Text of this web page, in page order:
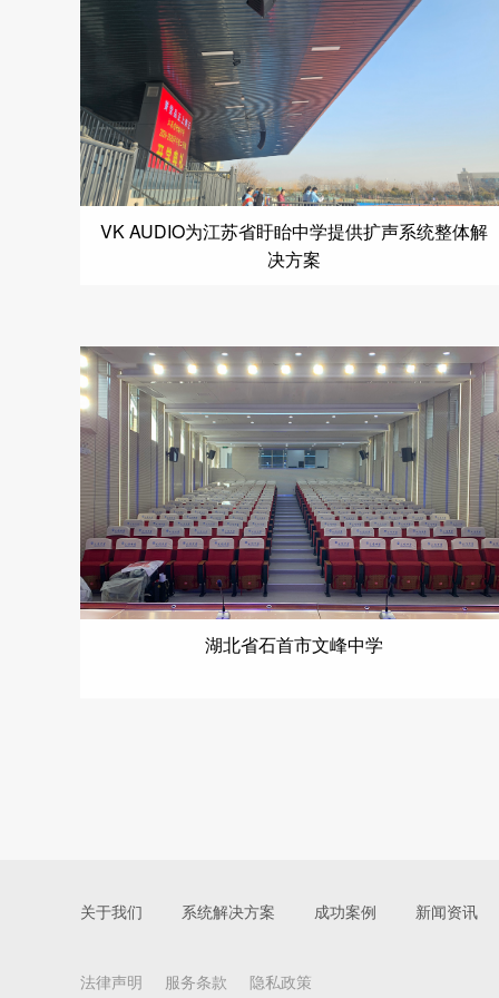
VK AUDIO为江苏省盱眙中学提供扩声系统整体解
决方案
湖北省石首市文峰中学
关于我们 系统解决方案 成功案例 新闻资讯
法律声明 服务条款 隐私政策